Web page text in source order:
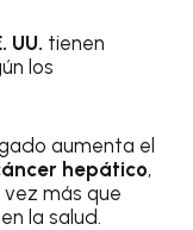
UU. tienen
los
aumenta el
hepático,
más que
la salud.